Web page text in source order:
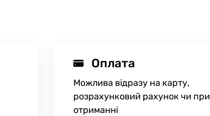
Оплата
Можлива відразу на карту,
розрахунковий рахунок чи при
отриманні